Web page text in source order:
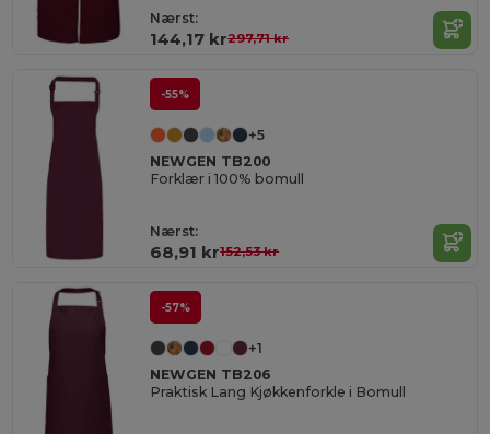
Nærst:
144,17 kr297,71 kr
-55%
+5
NEWGEN TB200
Forklær i 100% bomull
Nærst:
68,91 kr152,53 kr
-57%
+1
NEWGEN TB206
Praktisk Lang Kjøkkenforkle i Bomull